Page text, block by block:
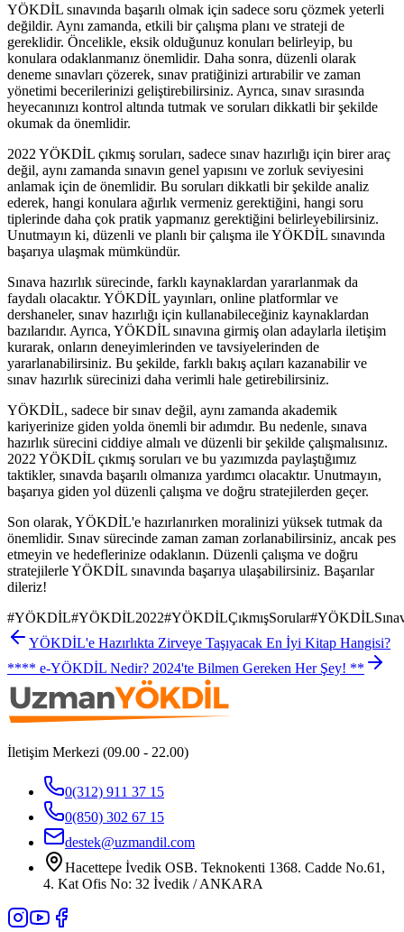
YÖKDİL sınavında başarılı olmak için sadece soru çözmek yeterli
değildir. Aynı zamanda, etkili bir çalışma planı ve strateji de
gereklidir. Öncelikle, eksik olduğunuz konuları belirleyip, bu
konulara odaklanmanız önemlidir. Daha sonra, düzenli olarak
deneme sınavları çözerek, sınav pratiğinizi artırabilir ve zaman
yönetimi becerilerinizi geliştirebilirsiniz. Ayrıca, sınav sırasında
heyecanınızı kontrol altında tutmak ve soruları dikkatli bir şekilde
okumak da önemlidir.
2022 YÖKDİL çıkmış soruları, sadece sınav hazırlığı için birer araç
değil, aynı zamanda sınavın genel yapısını ve zorluk seviyesini
anlamak için de önemlidir. Bu soruları dikkatli bir şekilde analiz
ederek, hangi konulara ağırlık vermeniz gerektiğini, hangi soru
tiplerinde daha çok pratik yapmanız gerektiğini belirleyebilirsiniz.
Unutmayın ki, düzenli ve planlı bir çalışma ile YÖKDİL sınavında
başarıya ulaşmak mümkündür.
Sınava hazırlık sürecinde, farklı kaynaklardan yararlanmak da
faydalı olacaktır. YÖKDİL yayınları, online platformlar ve
dershaneler, sınav hazırlığı için kullanabileceğiniz kaynaklardan
bazılarıdır. Ayrıca, YÖKDİL sınavına girmiş olan adaylarla iletişim
kurarak, onların deneyimlerinden ve tavsiyelerinden de
yararlanabilirsiniz. Bu şekilde, farklı bakış açıları kazanabilir ve
sınav hazırlık sürecinizi daha verimli hale getirebilirsiniz.
YÖKDİL, sadece bir sınav değil, aynı zamanda akademik
kariyerinize giden yolda önemli bir adımdır. Bu nedenle, sınava
hazırlık sürecini ciddiye almalı ve düzenli bir şekilde çalışmalısınız.
2022 YÖKDİL çıkmış soruları ve bu yazımızda paylaştığımız
taktikler, sınavda başarılı olmanıza yardımcı olacaktır. Unutmayın,
başarıya giden yol düzenli çalışma ve doğru stratejilerden geçer.
Son olarak, YÖKDİL'e hazırlanırken moralinizi yüksek tutmak da
önemlidir. Sınav sürecinde zaman zaman zorlanabilirsiniz, ancak pes
etmeyin ve hedeflerinize odaklanın. Düzenli çalışma ve doğru
stratejilerle YÖKDİL sınavında başarıya ulaşabilirsiniz. Başarılar
dileriz!
#YÖKDİL#YÖKDİL2022#YÖKDİLÇıkmışSorular#
YÖKDİL'e Hazırlıkta Zirveye Taşıyacak En İyi Kitap Hangisi?
**** e-YÖKDİL Nedir? 2024'te Bilmen Gereken Her Şey! **
İletişim Merkezi (09.00 - 22.00)
0(312) 911 37 15
0(850) 302 67 15
destek@uzmandil.com
Hacettepe İvedik OSB. Teknokenti 1368. Cadde No.61,
4. Kat Ofis No: 32 İvedik / ANKARA